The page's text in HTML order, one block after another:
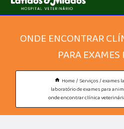
ONDE ENCONTRAR
PARA EXAMES
Home Serviços exames
laboratório de exames para
onde encontrar clínica